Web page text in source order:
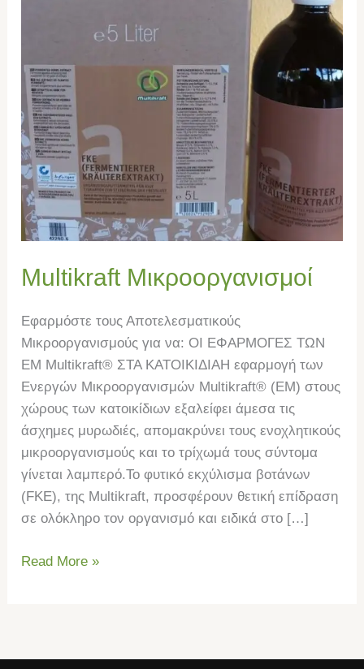
Multikraft Μικροοργανισμοί
Εφαρμόστε τους Αποτελεσματικούς
Μικροοργανισμούς για να: ΟΙ ΕΦΑΡΜΟΓΕΣ ΤΩΝ
EM Multikraft® ΣΤΑ ΚΑΤΟΙΚΙΔΙΑΗ εφαρμογή των
Ενεργών Μικροοργανισμών Multikraft® (ΕΜ) στους
χώρους των κατοικίδιων εξαλείφει άμεσα τις
άσχημες μυρωδιές, απομακρύνει τους ενοχλητικούς
μικροοργανισμούς και το τρίχωμά τους σύντομα
γίνεται λαμπερό.Το φυτικό εκχύλισμα βοτάνων
(FKE), της Multikraft, προσφέρουν θετική επίδραση
σε ολόκληρο τον οργανισμό και ειδικά στο […]
Read More »